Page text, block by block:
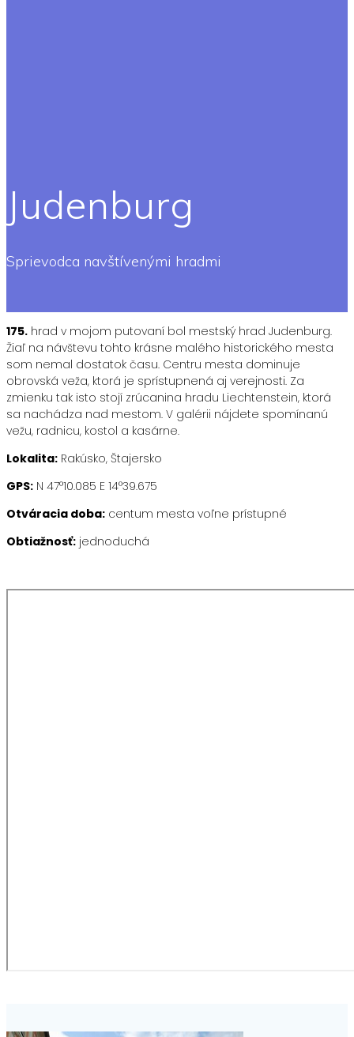
Judenburg
Sprievodca navštívenými hradmi
175. hrad v mojom putovaní bol mestský hrad Judenburg.
Žiaľ na návštevu tohto krásne malého historického mesta
som nemal dostatok času. Centru mesta dominuje
obrovská veža, ktorá je sprístupnená aj verejnosti. Za
zmienku tak isto stojí zrúcanina hradu Liechtenstein , ktorá
sa nachádza nad mestom. V galérii nájdete spomínanú
vežu, radnicu, kostol a kasárne.
Lokalita: Rakúsko, Štajersko
GPS: N 47°10.085 E 14°39.675
Otváracia doba: centum mesta voľne prístupné
Obtiažnosť: jednoduchá